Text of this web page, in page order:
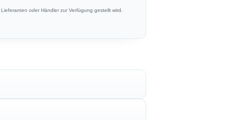
oder Händler zur Verfügung gestellt wird.